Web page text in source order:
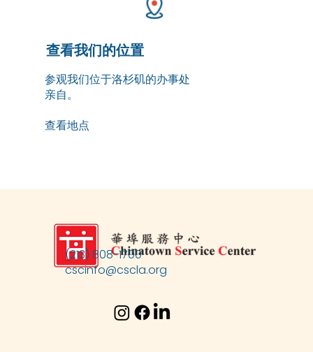
查看我们的位置
参观我们位于洛杉矶的办事处
亲自。
查看地点
(213) 808-1700
cscinfo@cscla.org